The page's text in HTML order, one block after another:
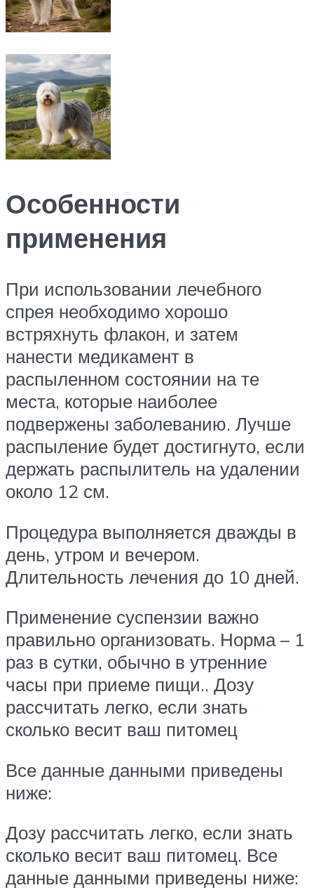
Особенности
применения
При использовании лечебного
спрея необходимо хорошо
встряхнуть флакон, и затем
нанести медикамент в
распыленном состоянии на те
места, которые наиболее
подвержены заболеванию. Лучше
распыление будет достигнуто, если
держать распылитель на удалении
около 12 см.
Процедура выполняется дважды в
день, утром и вечером.
Длительность лечения до 10 дней.
Применение суспензии важно
правильно организовать. Норма – 1
раз в сутки, обычно в утренние
часы при приеме пищи.. Дозу
рассчитать легко, если знать
сколько весит ваш питомец
Все данные данными приведены
ниже:
Дозу рассчитать легко, если знать
сколько весит ваш питомец. Все
данные данными приведены ниже: